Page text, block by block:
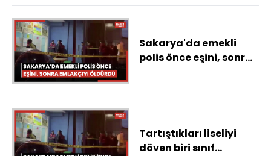
Sakarya'da emekli
polis önce eşini, sonra
Tartıştıkları liseliyi
döven biri sınıf